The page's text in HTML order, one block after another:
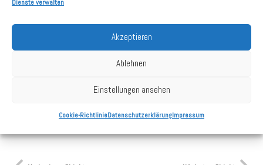
Dienste verwalten
Akzeptieren
Ablehnen
Einstellungen ansehen
Cookie-RichtlinieDatenschutzerklärungImpressum
Kaufdatum
5.728 m²
ca. 80
Stand: 31.12.2025